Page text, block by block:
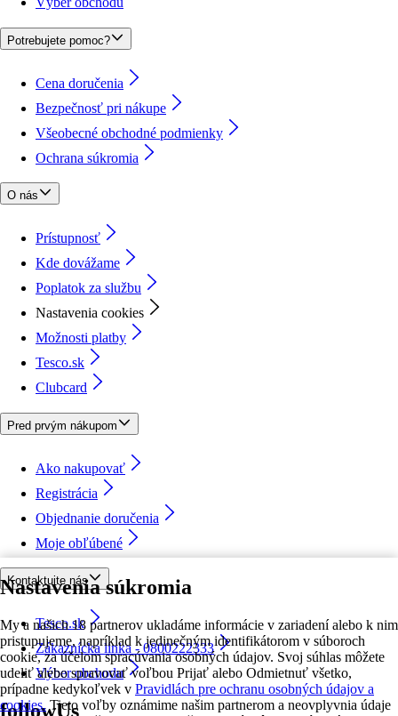
Nastavenia súkromia
My a našich 18 partnerov ukladáme informácie v zariadení alebo k nim
pristupujeme, napríklad k jedinečným identifikátorom v súboroch
cookie, za účelom spracúvania osobných údajov. Svoj súhlas môžete
udeliť alebo spravovať voľbou Prijať alebo Odmietnuť všetko,
prípadne kedykoľvek v Pravidlách pre ochranu osobných údajov a
cookies. Tieto voľby oznámime našim partnerom a neovplyvnia údaje
Potrebujete pomoc?
Cena doručenia
Bezpečnosť pri nákupe
Všeobecné obchodné podmienky
Ochrana súkromia
O nás
Prístupnosť
Kde dovážame
Poplatok za službu
Nastavenia cookies
Možnosti platby
Tesco.sk
Clubcard
Pred prvým nákupom
Ako nakupovať
Registrácia
Objednanie doručenia
Moje obľúbené
Kontaktujte nás
Tesco.sk
Zákaznícka linka - 0800222333
Výber obchodu
followUs